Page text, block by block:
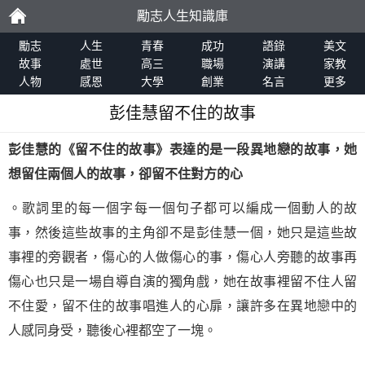
勵
志
勵志人生知識庫
勵志 人生 青春 成功 語錄
美文
故事
處世 高三 職場 演講
家教
人物
感恩 大學 創業 名言 更多
彭佳慧留不住的故事
彭佳慧的《留不住的故事》表達的是一段異地戀的故事，她
想留住兩個人的故事，卻留不住對方的心
。歌詞里的每一個字每一個句子都可以編成一個動人的故
事，然後這些故事的主角卻不是彭佳慧一個，她只是這些故
事裡的旁觀者，傷心的人做傷心的事，傷心人旁聽的故事再
傷心也只是一場自導自演的獨角戲，她在故事裡留不住人留
不住愛，留不住的故事唱進人的心扉，讓許多在異地戀中的
人感同身受，聽後心裡都空了一塊。